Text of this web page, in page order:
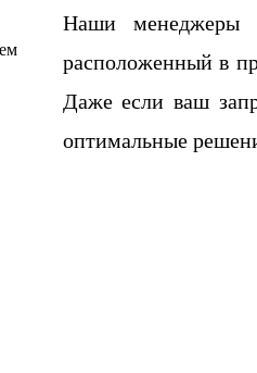
Наши менеджеры
расположенный в
Даже если ваш
оптимальные